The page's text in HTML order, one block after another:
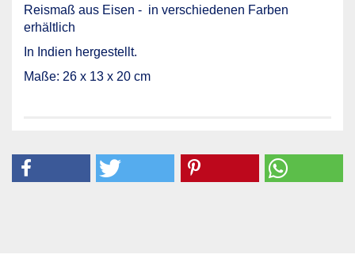
Reismaß aus Eisen - in verschiedenen Farben
erhältlich
In Indien hergestellt.
Maße: 26 x 13 x 20 cm